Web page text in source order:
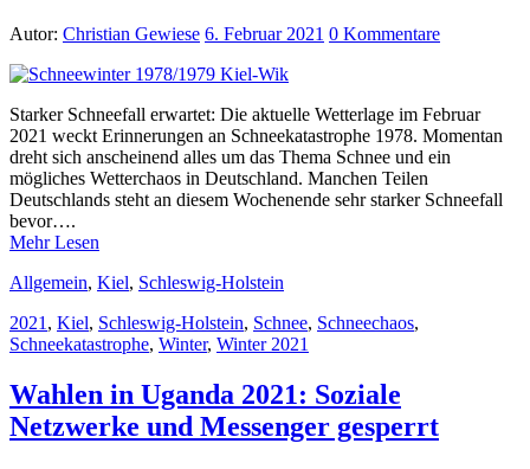
Autor: Christian Gewiese 6. Februar 2021 0 Kommentare
Starker Schneefall erwartet: Die aktuelle Wetterlage im Februar
2021 weckt Erinnerungen an Schneekatastrophe 1978. Momentan
dreht sich anscheinend alles um das Thema Schnee und ein
mögliches Wetterchaos in Deutschland. Manchen Teilen
Deutschlands steht an diesem Wochenende sehr starker Schneefall
bevor….
Mehr Lesen
Allgemein, Kiel, Schleswig-Holstein
2021 , Kiel, Schleswig-Holstein, Schnee, Schneechaos,
Schneekatastrophe, Winter, Winter 2021
Wahlen in Uganda 2021: Soziale
Netzwerke und Messenger gesperrt